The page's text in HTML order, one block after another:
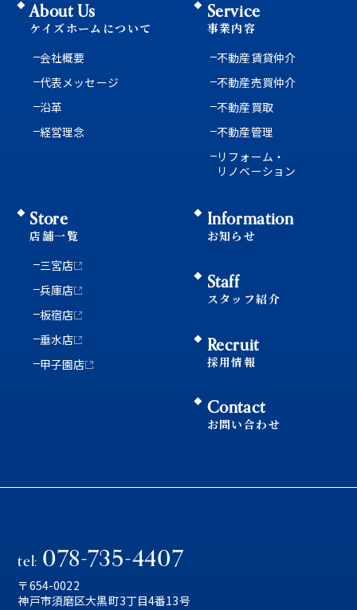
About Us
ケイズホームについて
会社概要
代表メッセージ
沿革
経営理念
Service
事業内容
不動産賃貸仲介
不動産売買仲介
不動産買取
不動産管理
リフォーム・
リノベーション
Store
店舗一覧
三宮店
兵庫店
板宿店
垂水店
甲子園店
Information
お知らせ
Staff
スタッフ紹介
Recruit
採用情報
Contact
お問い合わせ
tel: 078-735-4407
〒654-0022
神戸市須磨区大黒町3丁目4番13号